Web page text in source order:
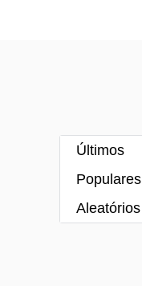
Últimos
Populares
Aleatórios